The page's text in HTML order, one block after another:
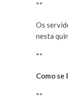
**
Os
nesta
**
Como se
**